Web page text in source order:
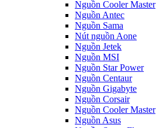
Nguồn Cooler Master
Nguồn Antec
Nguồn Sama
Nút nguồn Aone
Nguồn Jetek
Nguồn MSI
Nguồn Star Power
Nguồn Centaur
Nguồn Gigabyte
Nguồn Corsair
Nguồn Cooler Master
Nguồn Asus